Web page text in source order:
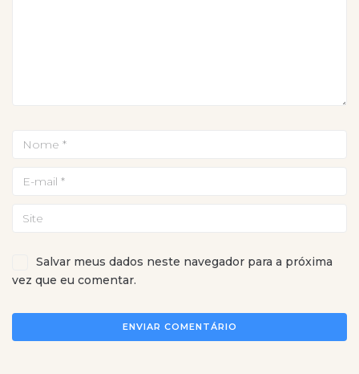
Salvar meus dados neste navegador para a próxima
vez que eu comentar.